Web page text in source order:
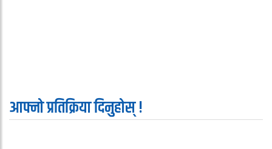
आफ्नो प्रतिक्रिया दिनुहोस् !